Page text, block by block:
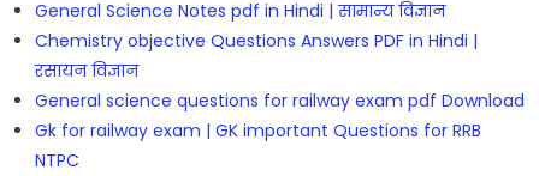
General Science Notes pdf in Hindi | सामान्य विज्ञान
Chemistry objective Questions Answers PDF in Hindi |
रसायन विज्ञान
General science questions for railway exam pdf Download
Gk for railway exam | GK important Questions for RRB
NTPC